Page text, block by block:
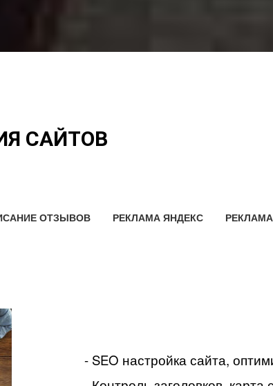
САЙТОВ
ОТЗЫВОВ РЕКЛАМА ЯНДЕКС РЕКЛАМА
- SEO настройка сайта,